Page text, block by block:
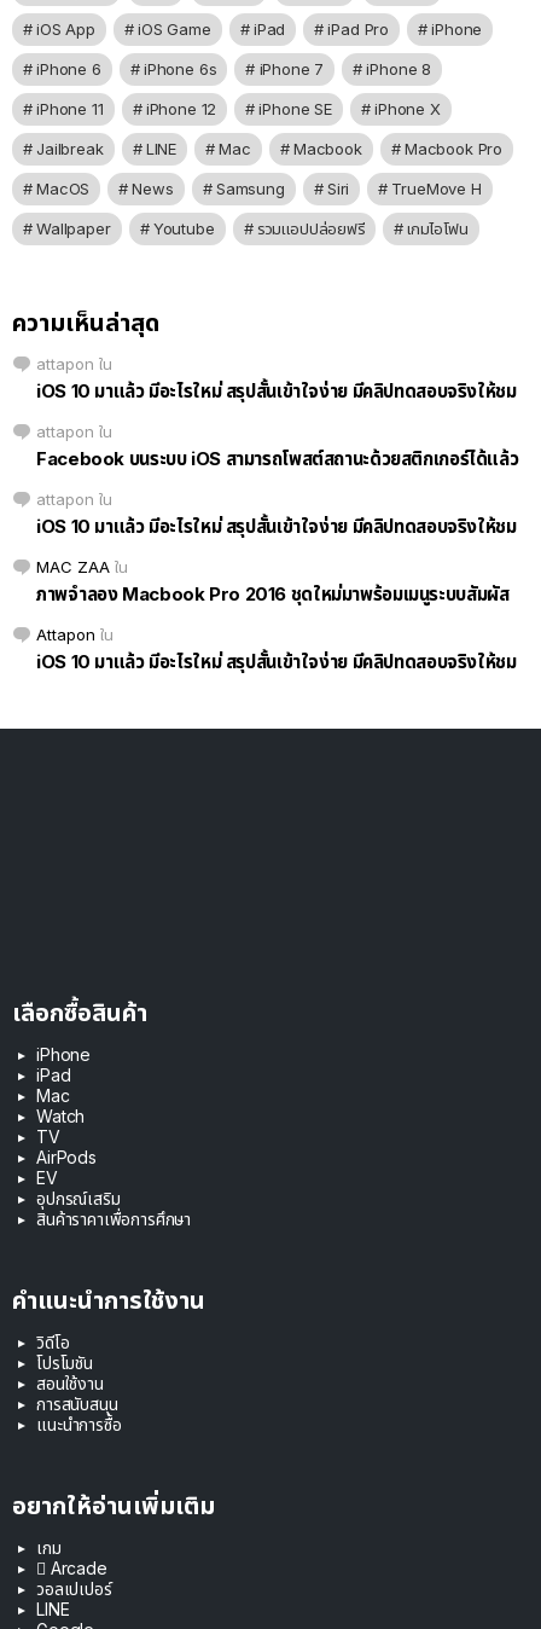
iOS App iOS Game iPad iPad Pro iPhone
iPhone 6 iPhone 6s iPhone 7 iPhone 8
iPhone 11 iPhone 12 iPhone SE iPhone X
Jailbreak LINE Mac Macbook Macbook Pro
MacOS News Samsung Siri TrueMove H
Wallpaper Youtube รวมแอปปล่อยฟรี เกมไอโฟน
ความเห็นล่าสุด
attapon ใน
iOS 10 มาแล้ว มีอะไรใหม่ สรุปสั้นเข้าใจง่าย มีคลิปทดสอบจริงให้ชม
attapon ใน
Facebook บนระบบ iOS สามารถโพสต์สถานะด้วยสติกเกอร์ได้แล้ว
attapon ใน
iOS 10 มาแล้ว มีอะไรใหม่ สรุปสั้นเข้าใจง่าย มีคลิปทดสอบจริงให้ชม
MAC ZAA ใน
ภาพจำลอง Macbook Pro 2016 ชุดใหม่มาพร้อมเมนูระบบสัมผัส
Attapon ใน
iOS 10 มาแล้ว มีอะไรใหม่ สรุปสั้นเข้าใจง่าย มีคลิปทดสอบจริงให้ชม
เลือกซื้อสินค้า
iPhone
iPad
Mac
Watch
TV
AirPods
EV
อุปกรณ์เสริม
สินค้าราคาเพื่อการศึกษา
คำแนะนำการใช้งาน
วิดีโอ
โปรโมชัน
สอนใช้งาน
การสนับสนุน
แนะนำการซื้อ
อยากให้อ่านเพิ่มเติม
เกม
 Arcade
วอลเปเปอร์
LINE